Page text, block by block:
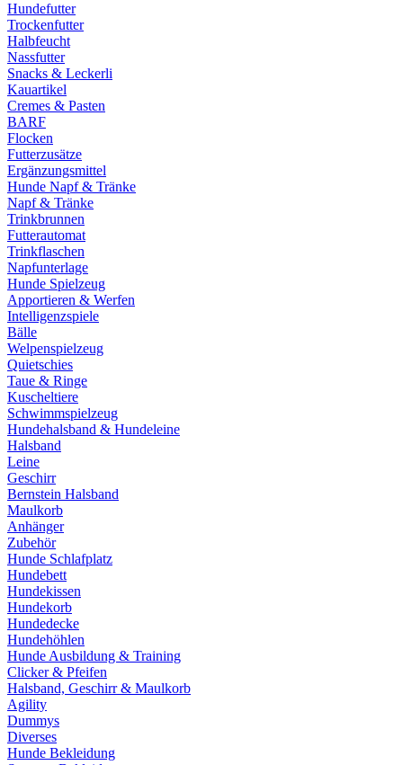
Hundefutter
Trockenfutter
Halbfeucht
Nassfutter
Snacks & Leckerli
Kauartikel
Cremes & Pasten
BARF
Flocken
Futterzusätze
Ergänzungsmittel
Hunde Napf & Tränke
Napf & Tränke
Trinkbrunnen
Futterautomat
Trinkflaschen
Napfunterlage
Hunde Spielzeug
Apportieren & Werfen
Intelligenzspiele
Bälle
Welpenspielzeug
Quietschies
Taue & Ringe
Kuscheltiere
Schwimmspielzeug
Hundehalsband & Hundeleine
Halsband
Leine
Geschirr
Bernstein Halsband
Maulkorb
Anhänger
Zubehör
Hunde Schlafplatz
Hundebett
Hundekissen
Hundekorb
Hundedecke
Hundehöhlen
Hunde Ausbildung & Training
Clicker & Pfeifen
Halsband, Geschirr & Maulkorb
Agility
Dummys
Diverses
Hunde Bekleidung